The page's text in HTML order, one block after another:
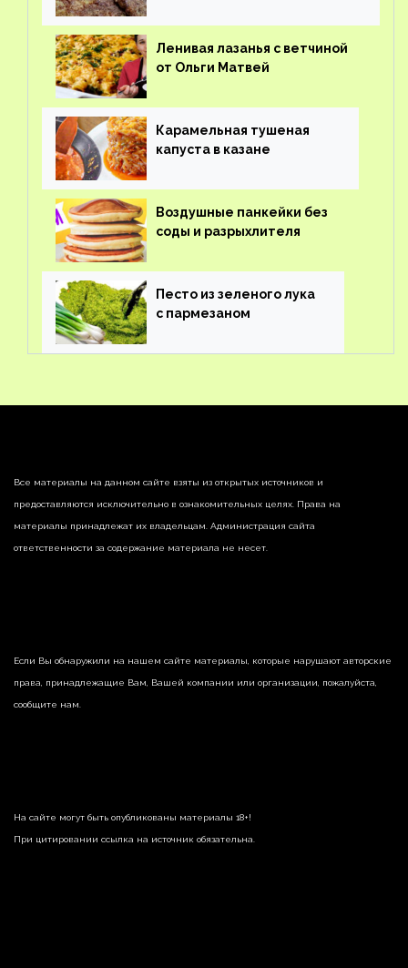
Ленивая лазанья с ветчиной
от Ольги Матвей
Карамельная тушеная
капуста в казане
Воздушные панкейки без
соды и разрыхлителя
Песто из зеленого лука
с пармезаном
Все материалы на данном сайте взяты из открытых источников и
предоставляются исключительно в ознакомительных целях. Права на
материалы принадлежат их владельцам. Администрация сайта
ответственности за содержание материала не несет.
Если Вы обнаружили на нашем сайте материалы, которые нарушают авторские
права, принадлежащие Вам, Вашей компании или организации, пожалуйста,
сообщите нам.
На сайте могут быть опубликованы материалы 18+!
При цитировании ссылка на источник обязательна.